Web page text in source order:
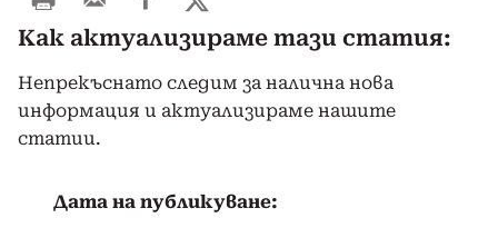
Как актуализираме тази статия:
Непрекъснато следим за налична нова
информация и актуализираме нашите
статии.
Дата на публикуване: